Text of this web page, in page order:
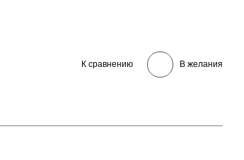
К сравнению В желания